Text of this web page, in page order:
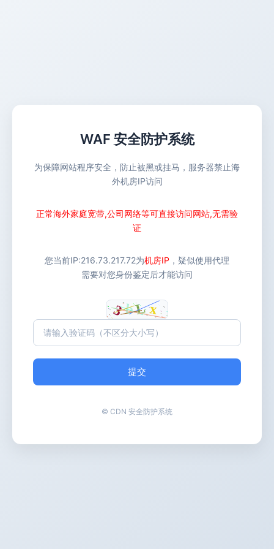
WAF 安全防护系统
为保障网站程序安全，防止被黑或挂马，服务器禁止海
外机房IP访问
正常海外家庭宽带,公司网络等可直接访问网站,无需验
证
您当前IP:216.73.217.72为机房IP ，疑似使用代理
需要对您身份鉴定后才能访问
提交
© CDN 安全防护系统